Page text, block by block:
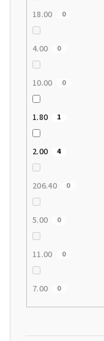
18.00 0
4.00 0
10.00 0
1.80 1
2.00 4
206.40 0
5.00 0
11.00 0
7.00 0